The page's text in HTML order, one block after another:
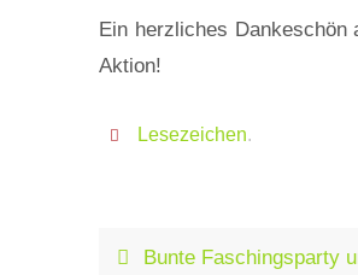
Ein herzliches Dankeschön
Aktion!
Lesezeichen.
Bunte Faschingsparty